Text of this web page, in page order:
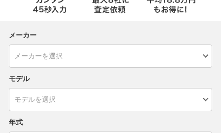
メーカー
モデル
年式